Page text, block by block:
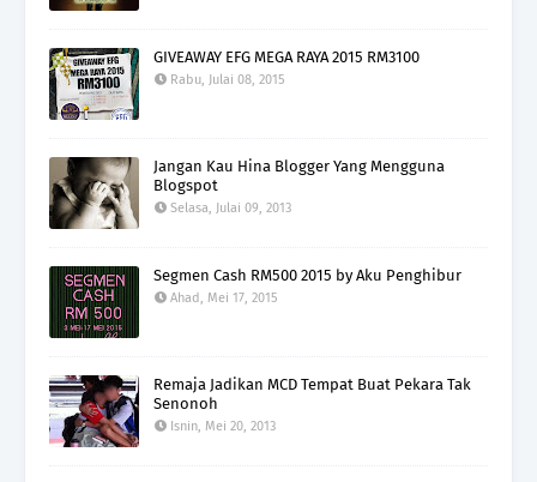
GIVEAWAY EFG MEGA RAYA 2015 RM3100
Rabu, Julai 08, 2015
Jangan Kau Hina Blogger Yang Mengguna
Blogspot
Selasa, Julai 09, 2013
Segmen Cash RM500 2015 by Aku Penghibur
Ahad, Mei 17, 2015
Remaja Jadikan MCD Tempat Buat Pekara Tak
Senonoh
Isnin, Mei 20, 2013